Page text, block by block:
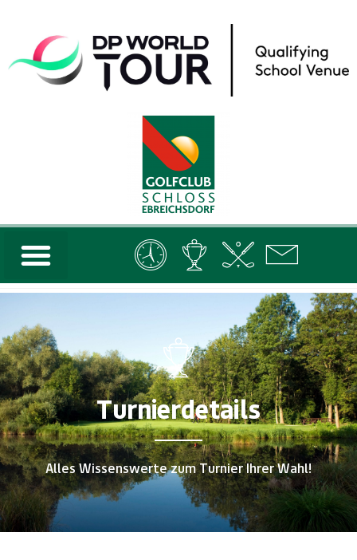
Turnierdetails
Alles Wissenswerte zum Turnier Ihrer Wahl!